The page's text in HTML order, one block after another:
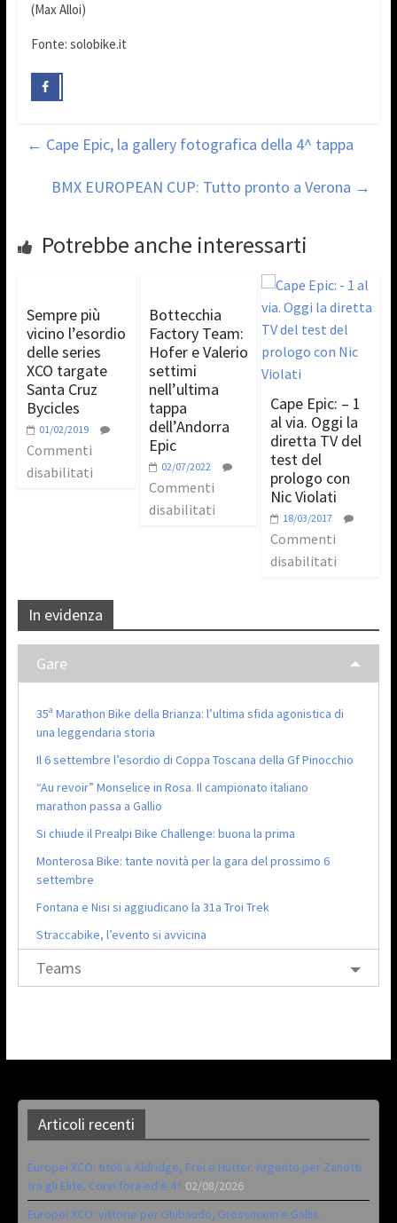
(Max Alloi)
Fonte: solobike.it
← Cape Epic, la gallery fotografica della 4^ tappa
BMX EUROPEAN CUP: Tutto pronto a Verona →
Potrebbe anche interessarti
Sempre più
vicino l’esordio
delle series
XCO targate
Santa Cruz
Bycicles
01/02/2019
Commenti
disabilitati
Bottecchia
Factory Team:
Hofer e Valerio
settimi
nell’ultima
tappa
dell’Andorra
Epic
02/07/2022
Commenti
disabilitati
Cape Epic: – 1
al via. Oggi la
diretta TV del
test del
prologo con
Nic Violati
18/03/2017
Commenti
disabilitati
In evidenza
Gare
35ª Marathon Bike della Brianza: l’ultima sfida agonistica di
una leggendaria storia
Il 6 settembre l’esordio di Coppa Toscana della Gf Pinocchio
“Au revoir” Monselice in Rosa. Il campionato italiano
marathon passa a Gallio
Si chiude il Prealpi Bike Challenge: buona la prima
Monterosa Bike: tante novità per la gara del prossimo 6
settembre
Fontana e Nisi si aggiudicano la 31a Troi Trek
Straccabike, l’evento si avvicina
Teams
Articoli recenti
Europei XCO: titoli a Aldridge, Frei e Hutter. Argento per Zanotti
tra gli Elite. Corvi fora ed è 4^ 02/08/2026
Europei XCO: vittorie per Ghibaudo, Grossmann e Gallis.